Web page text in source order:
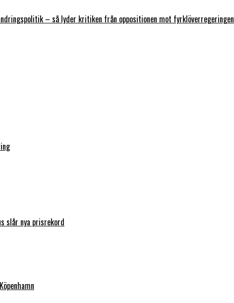
– så lyder kritiken från oppositionen mot fyrklöverregeringen
slår nya prisrekord